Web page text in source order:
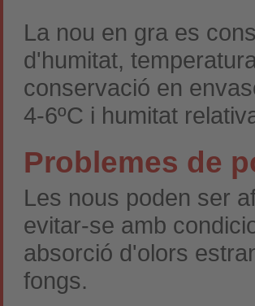
La nou en gra es
d'humitat,
conservació en
4-6ºC i humitat
Problemes de
Les nous poden ser
evitar-se amb
absorció d'olors
fongs.